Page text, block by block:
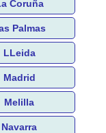
Coruña
Palmas
LLeida
Madrid
Melilla
Navarra